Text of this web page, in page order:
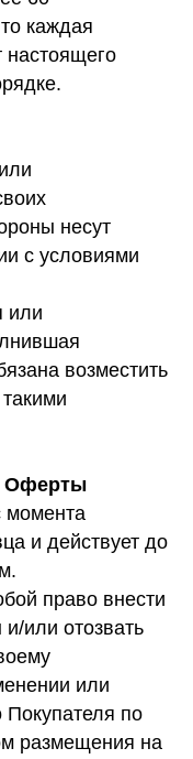
каждая
настоящего
несут
с условиями
или
возместить
Оферты
момента
и действует до
право внести
или отозвать
или
по
размещения на